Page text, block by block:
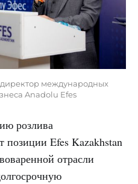
международных
Anadolu Efes
розлива
позиции Efes Kazakhstan
отрасли